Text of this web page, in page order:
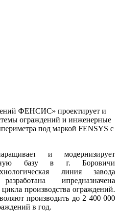
ФЕНСИС» проектирует и
ограждений и инженерные
под маркой FENSYS с
и модернизирует
базу в г. Боровичи
линия завода
ипредназначена
производства ограждений.
производить до 2 400 000
в год.